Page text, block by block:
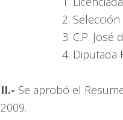
C.P.
Diputada
II.- Se aprobó el
2009.